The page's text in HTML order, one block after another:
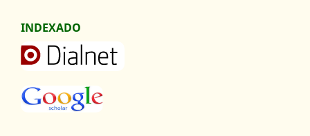
INDEXADO